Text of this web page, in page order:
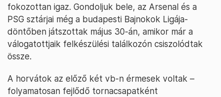
fokozottan igaz. Gondoljuk bele, az Arsenal és a
PSG sztárjai még a budapesti Bajnokok Ligája-
döntőben játszottak május 30-án, amikor már a
válogatottjaik felkészülési találkozón csiszolódtak
össze.
A horvátok az előző két vb-n érmesek voltak –
folyamatosan fejlődő tornacsapatként